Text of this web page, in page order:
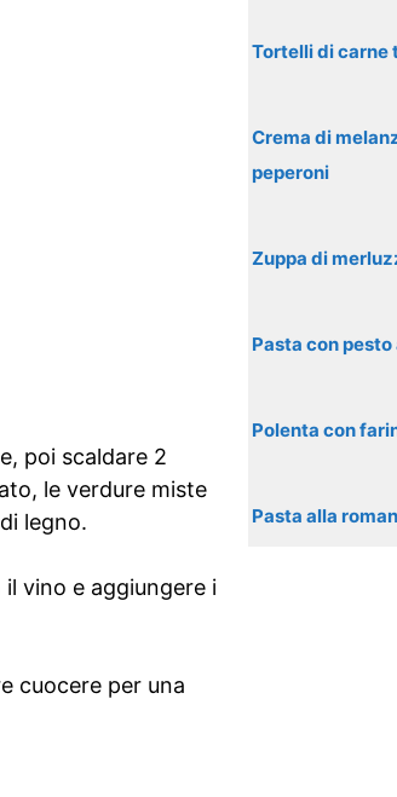
poi scaldare 2
le verdure miste
legno.
vino e aggiungere i
cuocere per una
Tortelli di carne
Crema di
peperoni
Zuppa di
Pasta con
Polenta con
Pasta alla